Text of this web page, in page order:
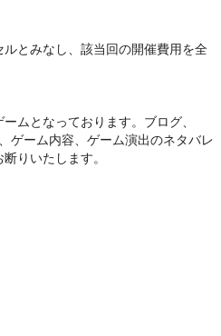
とみなし、該当回の開催費用を全
ムとなっております。ブログ、
ゲーム内容、ゲーム演出のネタバレ
りいたします。